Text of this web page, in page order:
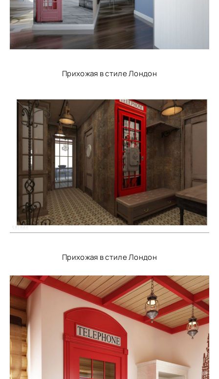
Прихожая в стиле Лондон
Прихожая в стиле Лондон